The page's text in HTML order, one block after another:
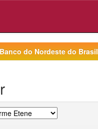
do Nordeste do Brasil